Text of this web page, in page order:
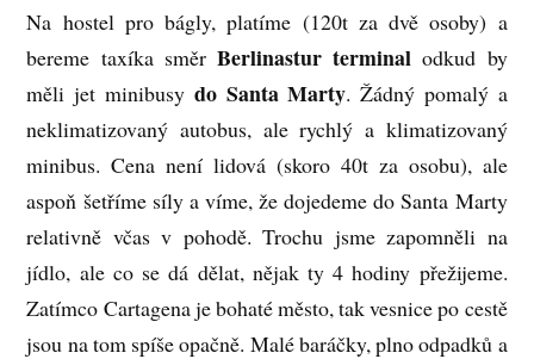
Na hostel pro bágly, platíme (120t za dvě osoby) a
bereme taxíka směr Berlinastur terminal odkud by
měli jet minibusy do Santa Marty. Žádný pomalý a
neklimatizovaný autobus, ale rychlý a klimatizovaný
minibus. Cena není lidová (skoro 40t za osobu), ale
aspoň šetříme síly a víme, že dojedeme do Santa Marty
relativně včas v pohodě. Trochu jsme zapomněli na
jídlo, ale co se dá dělat, nějak ty 4 hodiny přežijeme.
Zatímco Cartagena je bohaté město, tak vesnice po cestě
jsou na tom spíše opačně. Malé baráčky, plno odpadků a